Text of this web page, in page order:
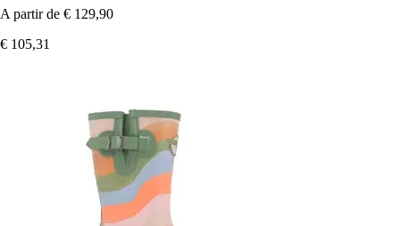
A partir de € 129,90
€ 105,31